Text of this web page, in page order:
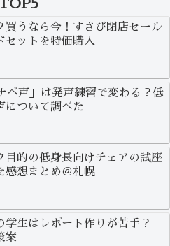
買うなら今！すさび閉店セール
セットを特価購入
ベ声」は発声練習で変わる？低
について調べた
目的の低身長向けチェアの試座
感想まとめ＠札幌
学生はレポート作りが苦手？
案